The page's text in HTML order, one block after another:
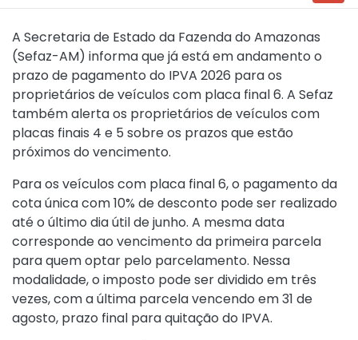
A Secretaria de Estado da Fazenda do Amazonas
(Sefaz-AM) informa que já está em andamento o
prazo de pagamento do IPVA 2026 para os
proprietários de veículos com placa final 6. A Sefaz
também alerta os proprietários de veículos com
placas finais 4 e 5 sobre os prazos que estão
próximos do vencimento.
Para os veículos com placa final 6, o pagamento da
cota única com 10% de desconto pode ser realizado
até o último dia útil de junho. A mesma data
corresponde ao vencimento da primeira parcela
para quem optar pelo parcelamento. Nessa
modalidade, o imposto pode ser dividido em três
vezes, com a última parcela vencendo em 31 de
agosto, prazo final para quitação do IPVA.